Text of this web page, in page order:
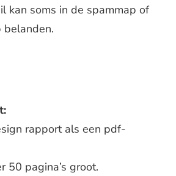
kan soms in de spammap of
belanden.
rapport als een pdf-
50 pagina’s groot.